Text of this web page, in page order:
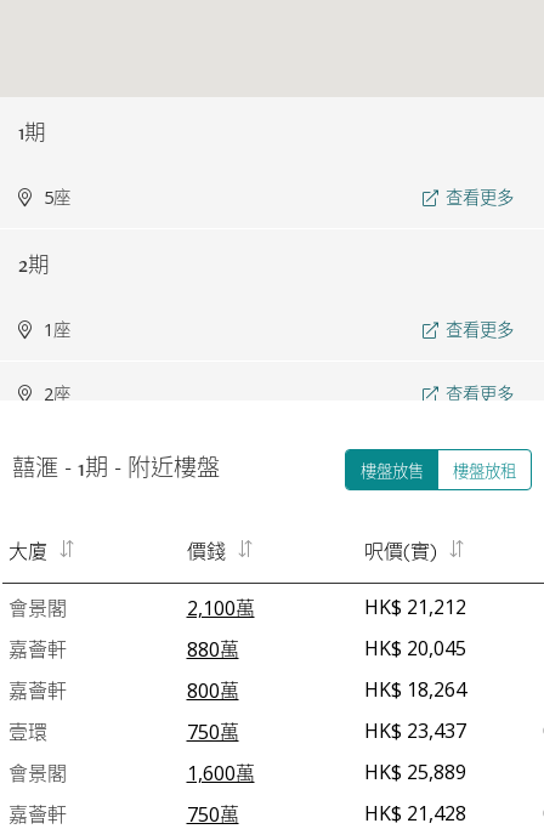
1期
5座 查看更多
2期
1座 查看更多
2座 查看更多
3座 查看更多
囍滙 - 1期 - 附近樓盤 樓盤放售 樓盤放租
大廈 價錢 呎價(實)
會景閣 2,100萬 HK$ 21,212
嘉薈軒
880萬 HK$ 20,045
嘉薈軒
800萬 HK$ 18,264
壹環
750萬 HK$ 23,437
會景閣
1,600萬 HK$ 25,889
嘉薈軒
750萬 HK$ 21,428